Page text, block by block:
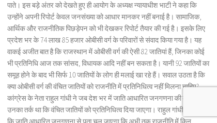
पाते। इस बड़े अंतर को देखते हुए ही आयोग के अध्यक्ष न्यायाधीश भाटी ने कहा कि
उन्होंने अपनी रिपोर्ट केवल जनसंख्या को आधार मानकर नहीं बनाई है। सामाजिक,
आर्थिक और राजनीतिक पिछड़ेपन को भी देखकर रिपोर्ट तैयार की गई है। इसके लिए
प्रदेश भर के 74 लाख 85 हजार ओबीसी वर्ग के परिवारों से संवाद किया गया है। यह
वाकई अजीत बात है कि राजस्थान में ओबीसी वर्ग की ऐसी 82 जातियां हैं, जिनका कोई
भी प्रतिनिधि आज तक सांसद, विधायक आदि नहीं बन सकता है। यानी 92 जातियों का
समूह होने के बाद भी सिर्फ 10 जातियों के लोग ही मलाई खा रहे हैं। सवाल उठता है कि
क्या ओबीसी वर्ग की वंचित जातियों को राजनीति में प्रतिनिधित्व नहीं मिलना चाहिए?
कांग्रेस के नेता राहुल गांधी ने जब देश भर में जाति आधारित जनगणना की मांग की तो
उनका तर्क था कि वंचित जातियों को प्रतिनिधित्व दिया जाएगा। राहुल गांधी कहना रहा